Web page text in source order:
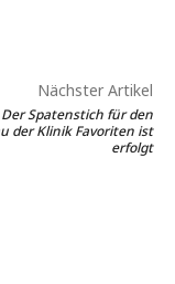
Nächster Artikel
Der Spatenstich für den
der Klinik Favoriten ist
erfolgt